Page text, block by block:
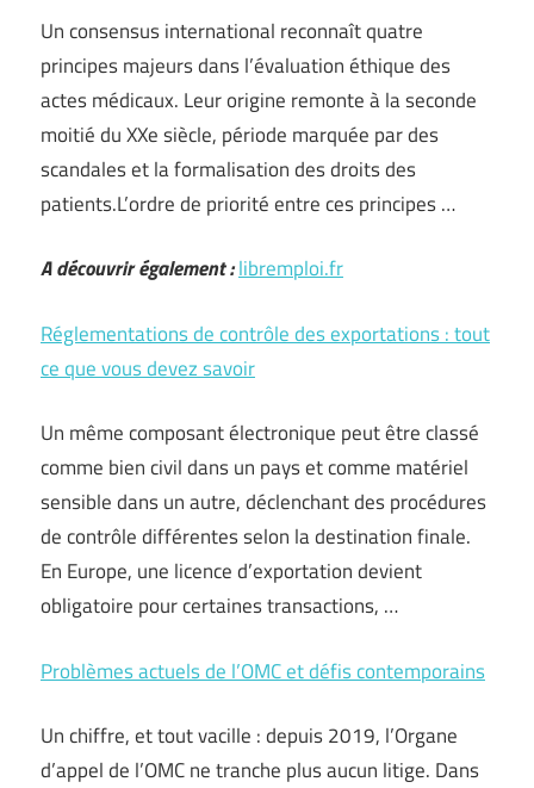
Un consensus international reconnaît quatre
principes majeurs dans l’évaluation éthique des
actes médicaux. Leur origine remonte à la seconde
moitié du XXe siècle, période marquée par des
scandales et la formalisation des droits des
patients.L’ordre de priorité entre ces principes …
A découvrir également :libremploi.fr
Réglementations de contrôle des exportations : tout
ce que vous devez savoir
Un même composant électronique peut être classé
comme bien civil dans un pays et comme matériel
sensible dans un autre, déclenchant des procédures
de contrôle différentes selon la destination finale.
En Europe, une licence d’exportation devient
obligatoire pour certaines transactions, …
Problèmes actuels de l’OMC et défis contemporains
Un chiffre, et tout vacille : depuis 2019, l’Organe
d’appel de l’OMC ne tranche plus aucun litige. Dans